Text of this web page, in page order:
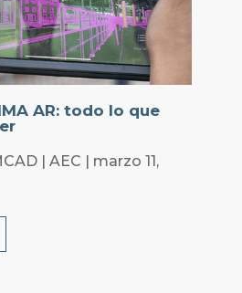
AR: todo lo que
| AEC | marzo 11,